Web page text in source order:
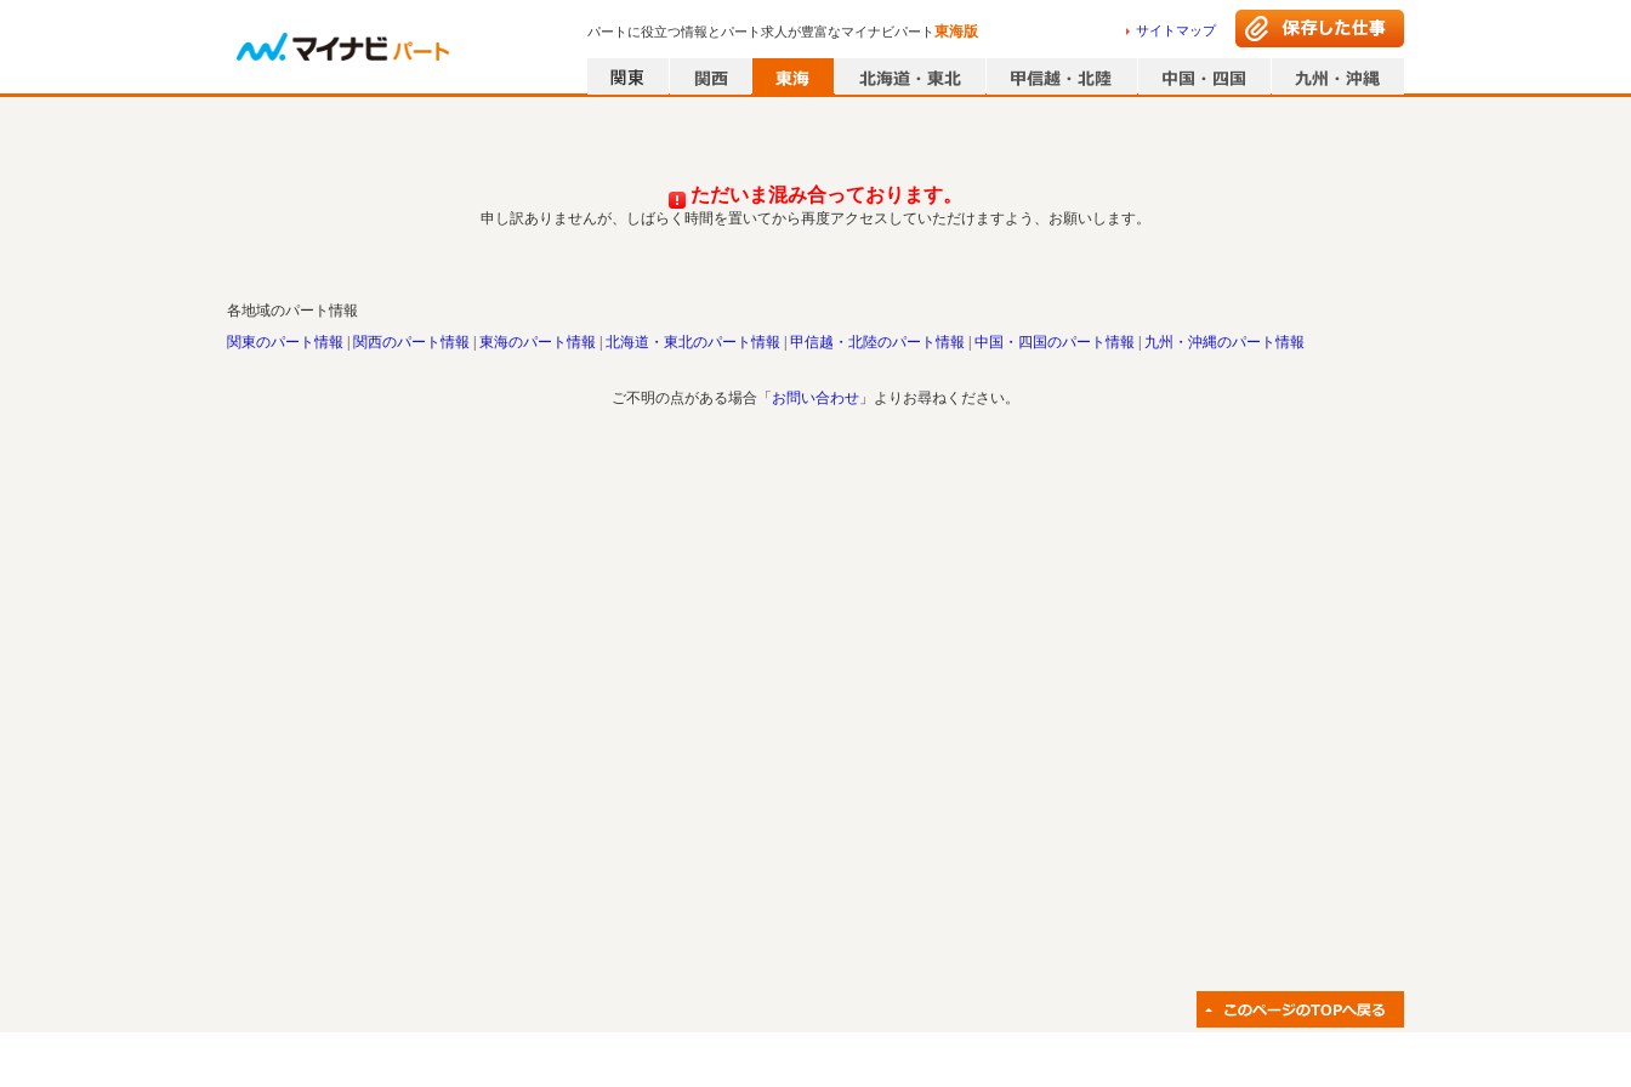
パートに役立つ情報とパート求人が豊富なマイナビパート東海版 サイトマップ
ただいま混み合っております。
申し訳ありませんが、しばらく時間を置いてから再度アクセスしていただけますよう、お願いします。
各地域のパート情報
関東のパート情報
関西のパート情報 東海のパート情報 北海道・東北のパート情報 甲信越・北陸のパート情報 中国・四国のパート情報 九州・沖縄のパート情報
ご不明の点がある場合「 お問い合わせ 」よりお尋ねください。